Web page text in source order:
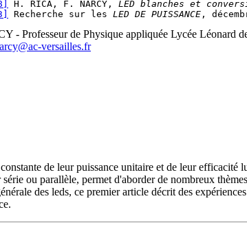
H. RICA, F. NARCY, LED blanches et
Recherche sur les LED DE PUISSANCE
- Professeur de Physique appliquée Lycée Léonard
versailles.fr
de leur puissance unitaire et de leur
ou parallèle, permet d'aborder de nombreux
des leds, ce premier article décrit des